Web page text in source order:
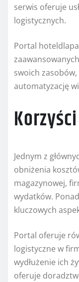
serwis oferuje
logistycznych.
Portal
swoich
automatyzację
Jednym z
obniżenia
magazynowej,
wydatków.
kluczowych
Portal oferuje
logistyczne w
wydłużenie ich
oferuje